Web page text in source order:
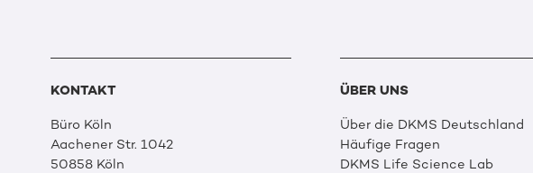
KONTAKT
Büro Köln
Aachener Str. 1042
50858 Köln
ÜBER UNS
Über die DKMS Deutschland
Häufige Fragen
DKMS Life Science Lab